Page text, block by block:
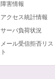
障害情報
アクセス統計情報
サーバ負荷状況
メール受信拒否リス
ト